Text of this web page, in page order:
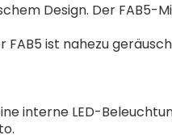
Design. Der FAB5-
ist nahezu
interne LED-